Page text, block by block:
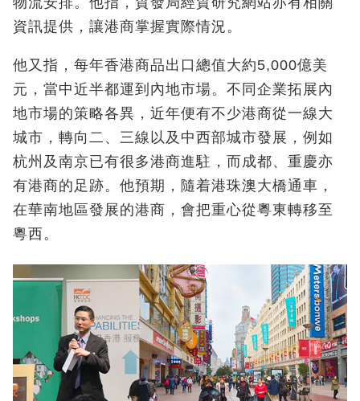
資訊提供，讓港商掌握實際情況。
他又指，每年香港商品出口總值大約5,000億美
元，當中近半都運到內地市場。不同企業拓展內
地市場的策略各異，近年便有不少港商從一線大
城市，轉向二、三線以及中西部城市發展，例如
杭州及南京已有很多港商進駐，而成都、重慶亦
有港商的足跡。他預期，隨着港珠澳大橋通車，
在華南地區發展的港商，會把重心從粵東轉移至
粵西。